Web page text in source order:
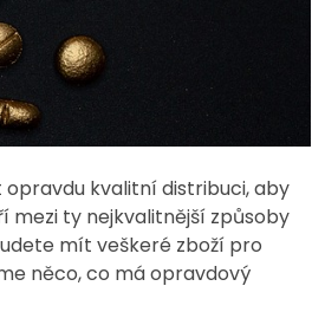
kvalitní distribuci, aby
mezi ty nejkvalitnější způsoby
mít veškeré zboží pro
něco, co má opravdový